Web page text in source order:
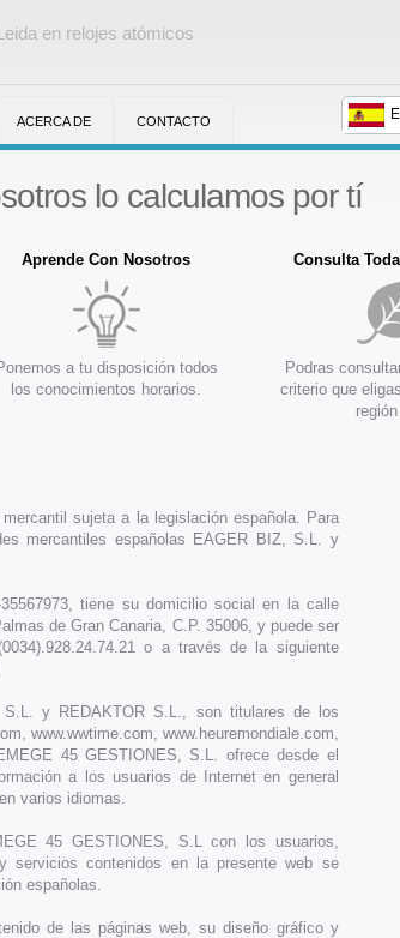
en relojes atómicos
ACERCA DE CONTACTO
lo calculamos por tí
Aprende Con Nosotros
a tu disposición todos
los conocimientos horarios.
Consulta
Podras
criterio que
sujeta a la legislación española. Para
mercantiles españolas EAGER BIZ, S.L. y
tiene su domicilio social en la calle
de Gran Canaria, C.P. 35006, y puede ser
o a través de la siguiente
y REDAKTOR S.L., son titulares de los
www.wwtime.com, www.heuremondiale.com,
45 GESTIONES, S.L. ofrece desde el
a los usuarios de Internet en general
varios idiomas.
45 GESTIONES, S.L con los usuarios,
servicios contenidos en la presente web se
españolas.
de las páginas web, su diseño gráfico y